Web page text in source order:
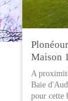
Maison
A
Baie
pour cette